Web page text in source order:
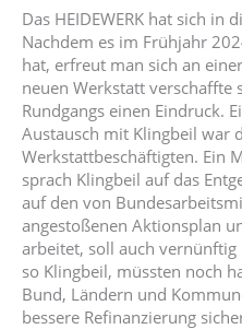
Das HEIDEWERK hat sich in
Nachdem es im Frühjahr
hat, erfreut man sich an
neuen Werkstatt verschaffte
Rundgangs einen Eindruck.
Austausch mit Klingbeil war
Werkstattbeschäftigten. Ein
sprach Klingbeil auf das
auf den von
angestoßenen Aktionsplan
arbeitet, soll auch vernünftig
so Klingbeil, müssten noch
Bund, Ländern und
bessere Refinanzierung